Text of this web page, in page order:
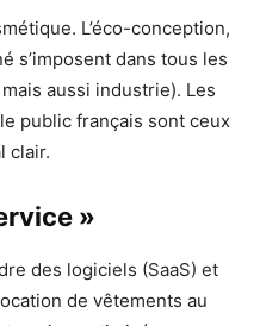
L’éco-conception,
s’imposent dans tous les
aussi industrie). Les
public français sont ceux
clair.
»
des logiciels (SaaS) et
de vêtements au